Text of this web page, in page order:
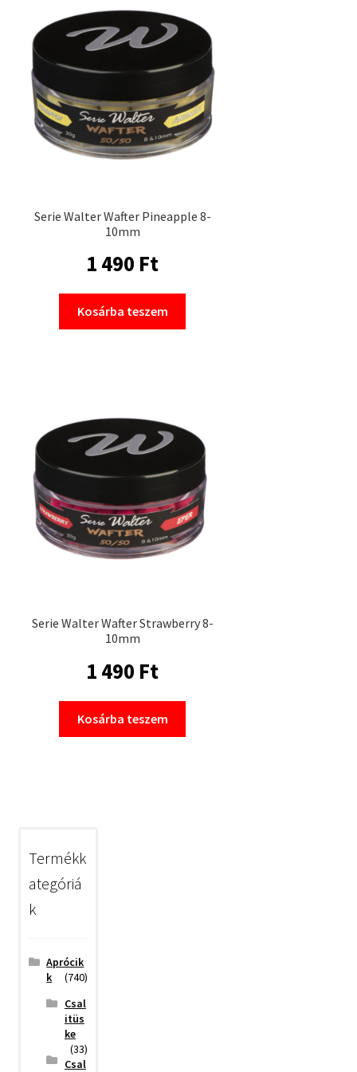
Serie Walter Wafter Pineapple 8-
10mm
1 490 Ft
Kosárba teszem
Serie Walter Wafter Strawberry 8-
10mm
1 490 Ft
Kosárba teszem
Termékk
ategóriá
k
Aprócik
k
(740)
Csal
itüs
ke
(33)
Csal